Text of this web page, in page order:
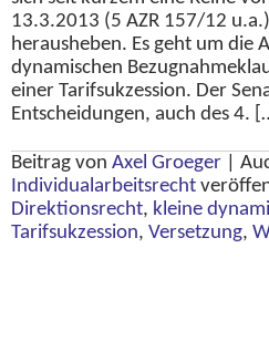
13.3.2013 (5 AZR 157/12
herausheben. Es geht um die
dynamischen
einer Tarifsukzession. Der
Entscheidungen, auch des 4.
Beitrag von Axel Groeger
Individualarbeitsrecht
Direktionsrecht, kleine
Tarifsukzession, Versetzung,